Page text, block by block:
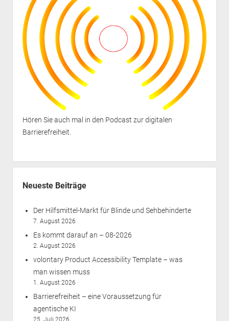
Hören Sie auch mal in den Podcast zur digitalen
Barrierefreiheit
Neueste Beiträge
Der Hilfsmittel-Markt für Blinde und Sehbehinderte
7. August 2026
Es kommt darauf an – 08-2026
2. August 2026
volontary Product Accessibility Template – was
man wissen muss
1. August 2026
Barrierefreiheit – eine Voraussetzung für
agentische KI
25. Juli 2026